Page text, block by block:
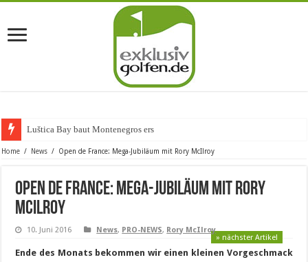
Luštica Bay baut Montenegros erste Golf-C
Home / News / Open de France: Mega-Jubiläum mit Rory McIlroy
Open de France: Mega-Jubiläum mit Rory
McIlroy
10. Juni 2016 News, PRO-NEWS, Rory McIlroy
» nächster Artikel
Ende des Monats bekommen wir einen kleinen Vorgeschmack